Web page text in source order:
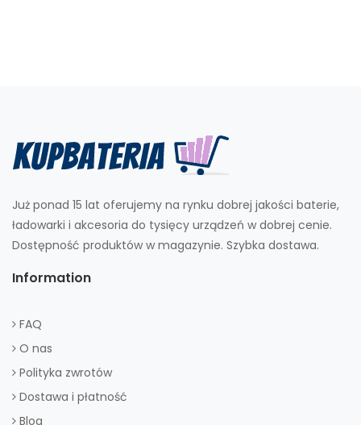
Już ponad 15 lat oferujemy na rynku dobrej jakości baterie,
ładowarki i akcesoria do tysięcy urządzeń w dobrej cenie.
Dostępność produktów w magazynie. Szybka dostawa.
Information
FAQ
O nas
Polityka zwrotów
Dostawa i płatność
Blog